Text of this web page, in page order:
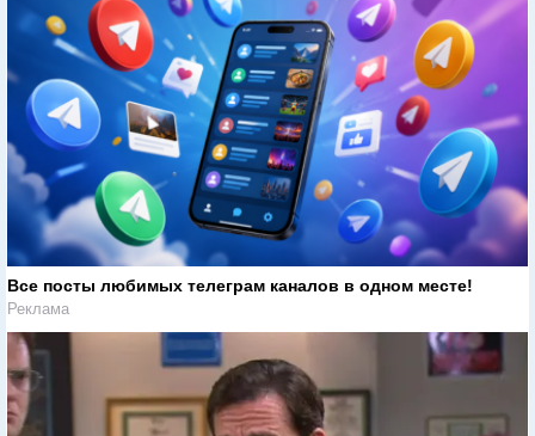
Все посты любимых телеграм каналов в одном месте!
Реклама